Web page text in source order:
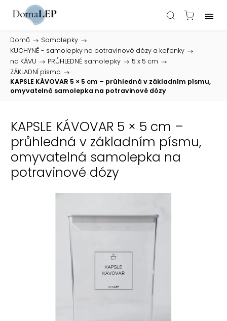
Domů / Samolepky /
KUCHYNĚ - samolepky na potravinové dózy a kořenky /
na KÁVU / PRŮHLEDNÉ samolepky / 5 x 5 cm /
ZÁKLADNÍ písmo /
KAPSLE KÁVOVAR 5 × 5 cm – průhledná v základním písmu,
omyvatelná samolepka na potravinové dózy
KAPSLE KÁVOVAR 5 × 5 cm –
průhledná v základním písmu,
omyvatelná samolepka na
potravinové dózy